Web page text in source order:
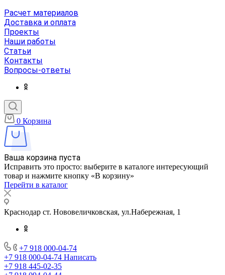
Расчет материалов
Доставка и оплата
Проекты
Наши работы
Статьи
Контакты
Вопросы-ответы
0 Корзина
Ваша корзина пуста
Исправить это просто: выберите в каталоге интересующий
товар и нажмите кнопку «В корзину»
Перейти в каталог
Краснодар ст. Нововеличковская, ул.Набережная, 1
+7 918 000-04-74
+7 918 000-04-74 Написать
+7 918 445-02-35